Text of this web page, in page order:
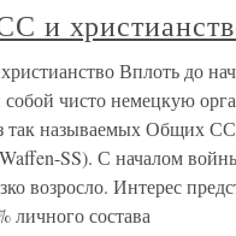
и
Вплоть до
собой чисто немецкую
так называемых Общих
SS). С началом
возросло. Интерес
личного состава